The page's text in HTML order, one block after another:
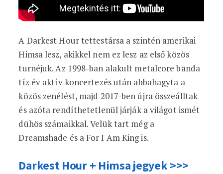
A Darkest Hour tettestársa a szintén amerikai
Himsa lesz, akikkel nem ez lesz az első közös
turnéjuk. Az 1998-ban alakult metalcore banda
tíz év aktív koncertezés után abbahagyta a
közös zenélést, majd 2017-ben újra összeálltak
és azóta rendíthetetlenül járják a világot ismét
dühös számaikkal. Velük tart még a
Dreamshade és a For I Am King is.
Darkest Hour + Himsa jegyek >>>